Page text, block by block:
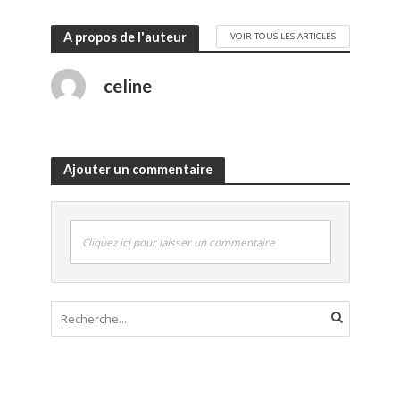
A propos de l'auteur VOIR TOUS LES ARTICLES
celine
Ajouter un commentaire
Cliquez ici pour laisser un commentaire